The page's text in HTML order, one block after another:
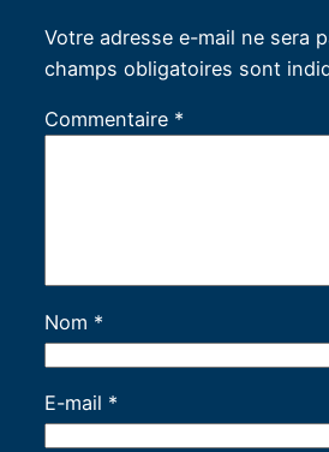
Votre adresse e-mail ne sera
champs obligatoires sont
Commentaire *
Nom *
E-mail *